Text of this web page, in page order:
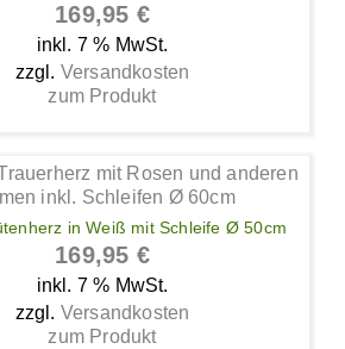
169,95 €
inkl. 7 % MwSt.
zzgl. Versandkosten
zum Produkt
in Weiß mit Schleife Ø 50cm
169,95 €
inkl. 7 % MwSt.
zzgl. Versandkosten
zum Produkt